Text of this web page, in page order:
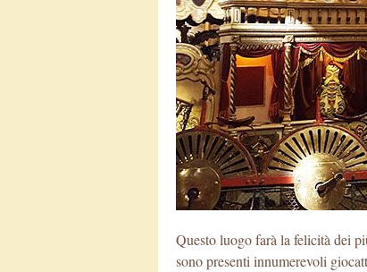
Questo luogo farà la felicità dei
sono presenti innumerevoli